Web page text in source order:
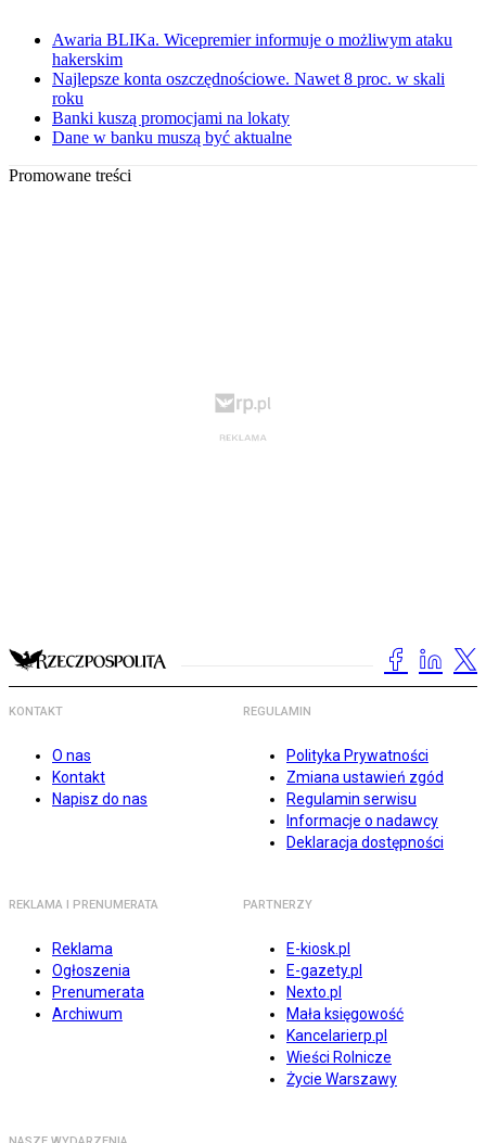
Awaria BLIKa. Wicepremier informuje o możliwym ataku
hakerskim
Najlepsze konta oszczędnościowe. Nawet 8 proc. w skali
roku
Banki kuszą promocjami na lokaty
Dane w banku muszą być aktualne
Promowane treści
KONTAKT
O nas
Kontakt
Napisz do nas
REGULAMIN
Polityka Prywatności
Zmiana ustawień zgód
Regulamin serwisu
Informacje o nadawcy
Deklaracja dostępności
REKLAMA I PRENUMERATA
Reklama
Ogłoszenia
Prenumerata
Archiwum
PARTNERZY
E-kiosk.pl
E-gazety.pl
Nexto.pl
Mała księgowość
Kancelarierp.pl
Wieści Rolnicze
Życie Warszawy